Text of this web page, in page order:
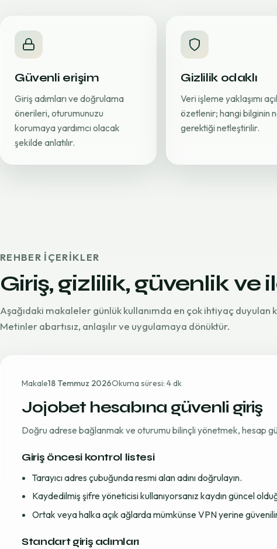
Güvenli erişim
Giriş adımları ve doğrulama
önerileri, oturumunuzu
korumaya yardımcı olacak
şekilde anlatılır.
Gizlilik odaklı
Veri işleme yaklaşımı
özetlenir; hangi bilginin
gerektiği netleştirilir.
REHBER IÇERIKLER
Giriş, gizlilik, güvenlik ve
Aşağıdaki makaleler günlük kullanımda en çok ihtiyaç duyulan
Metinler abartısız, anlaşılır ve uygulamaya dönüktür.
Makale18 Temmuz 2026Okuma süresi: 4 dk
Jojobet hesabına güvenli giriş
Doğru adrese bağlanmak ve oturumu bilinçli yönetmek, hesap
Giriş öncesi kontrol listesi
Tarayıcı adres çubuğunda resmi alan adını doğrulayın.
Kaydedilmiş şifre yöneticisi kullanıyorsanız kaydın güncel
Ortak veya halka açık ağlarda mümkünse VPN yerine
Standart giriş adımları